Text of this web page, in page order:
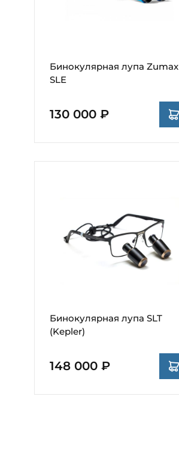
Бинокулярная лупа Zumax
SLE
130 000 ₽
Бинокулярная лупа SLT
(Kepler)
148 000 ₽